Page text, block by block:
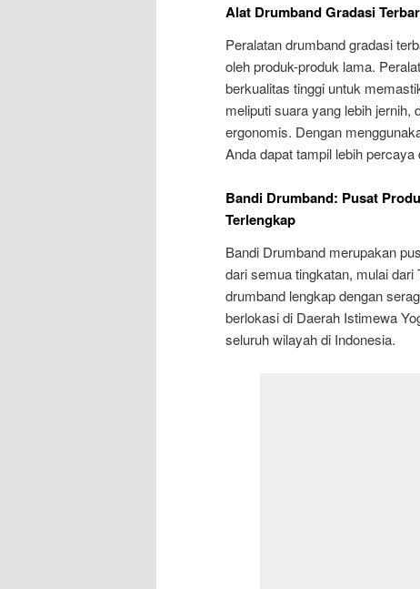
Alat Drumband Gradasi
Peralatan drumband gradasi
oleh produk-produk lama.
berkualitas tinggi untuk
meliputi suara yang lebih jernih,
ergonomis. Dengan
Anda dapat tampil lebih
Bandi Drumband: Pusat
Terlengkap
Bandi Drumband merupakan
dari semua tingkatan, mulai
drumband lengkap dengan
berlokasi di Daerah Istimewa
seluruh wilayah di Indonesia.